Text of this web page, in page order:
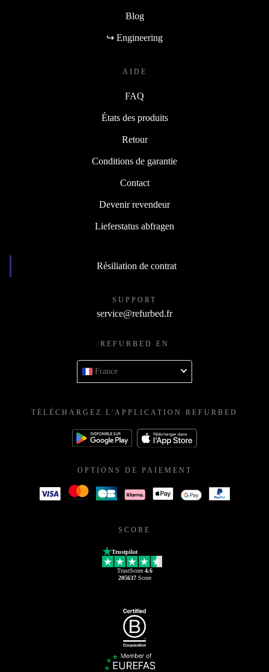
Blog
↪ Engineering
AIDE
FAQ
États des produits
Retour
Conditions de garantie
Contact
Devenir revendeur
Lieferstatus abfragen
Résiliation de contrat
SUPPORT
service@refurbed.fr
REFURBED EN
France
TÉLÉCHARGEZ L'APPLICATION REFURBED
OPTIONS DE PAIEMENT
SCORE
Trustpilot
TrustScore 4.6
205637Score